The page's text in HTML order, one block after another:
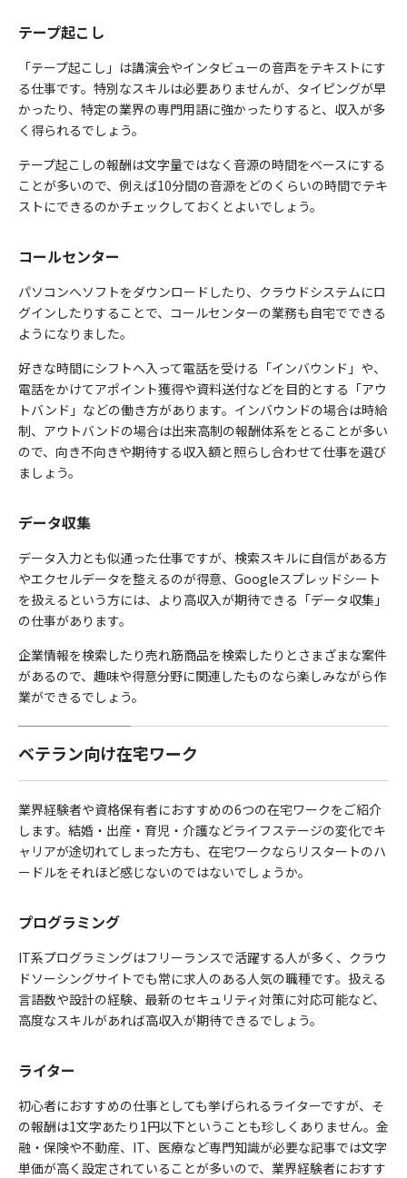
テープ起こし
「テープ起こし」は講演会やインタビューの音声をテキストにす
る仕事です。特別なスキルは必要ありませんが、タイピングが早
かったり、特定の業界の専門用語に強かったりすると、収入が多
く得られるでしょう。
テープ起こしの報酬は文字量ではなく音源の時間をベースにする
ことが多いので、例えば10分間の音源をどのくらいの時間でテキ
ストにできるのかチェックしておくとよいでしょう。
コールセンター
パソコンへソフトをダウンロードしたり、クラウドシステムにロ
グインしたりすることで、コールセンターの業務も自宅でできる
ようになりました。
好きな時間にシフトへ入って電話を受ける「インバウンド」や、
電話をかけてアポイント獲得や資料送付などを目的とする「アウ
トバンド」などの働き方があります。インバウンドの場合は時給
制、アウトバンドの場合は出来高制の報酬体系をとることが多い
ので、向き不向きや期待する収入額と照らし合わせて仕事を選び
ましょう。
データ収集
データ入力とも似通った仕事ですが、検索スキルに自信がある方
やエクセルデータを整えるのが得意、Googleスプレッドシート
を扱えるという方には、より高収入が期待できる「データ収集」
の仕事があります。
企業情報を検索したり売れ筋商品を検索したりとさまざまな案件
があるので、趣味や得意分野に関連したものなら楽しみながら作
業ができるでしょう。
ベテラン向け在宅ワーク
業界経験者や資格保有者におすすめの6つの在宅ワークをご紹介
します。結婚・出産・育児・介護などライフステージの変化でキ
ャリアが途切れてしまった方も、在宅ワークならリスタートのハ
ードルをそれほど感じないのではないでしょうか。
プログラミング
IT系プログラミングはフリーランスで活躍する人が多く、クラウ
ドソーシングサイトでも常に求人のある人気の職種です。扱える
言語数や設計の経験、最新のセキュリティ対策に対応可能など、
高度なスキルがあれば高収入が期待できるでしょう。
ライター
初心者におすすめの仕事としても挙げられるライターですが、そ
の報酬は1文字あたり1円以下ということも珍しくありません。金
融・保険や不動産、IT、医療など専門知識が必要な記事では文字
単価が高く設定されていることが多いので、業界経験者におすす